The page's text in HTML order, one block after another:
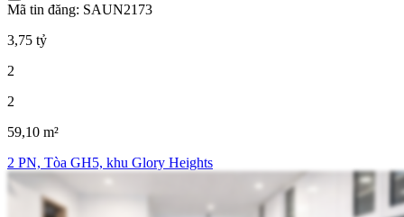
Mã tin đăng: SAUN2173
3,75 tỷ
2
2
59,10 m²
2 PN, Tòa GH5, khu Glory Heights